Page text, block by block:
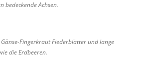
bedeckende Achsen.
Fingerkraut Fiederblätter und lange
die Erdbeeren.